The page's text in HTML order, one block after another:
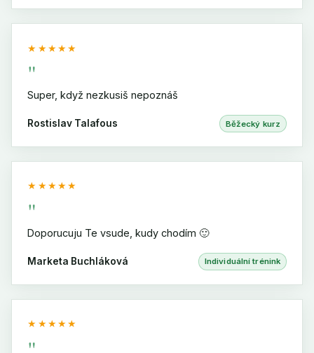
★★★★★
"
Super, když nezkusiš nepoznáš
Rostislav Talafous Běžecký kurz
★★★★★
"
Doporucuju Te vsude, kudy chodím 🙂
Marketa Buchláková Individuální trénink
★★★★★